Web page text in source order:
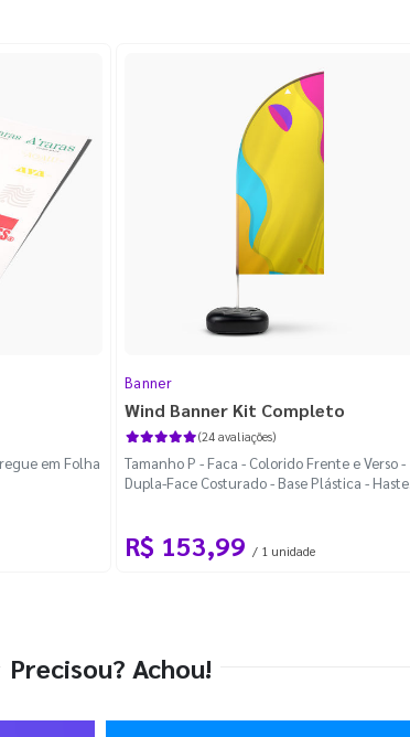
em Folha
Banner
Wind Banner Kit Completo
(24 avaliações)
Tamanho P - Faca - Colorido Frente e Verso -
Dupla-Face Costurado - Base Plástica - Haste
R$ 153,99 / 1 unidade
Precisou? Achou!